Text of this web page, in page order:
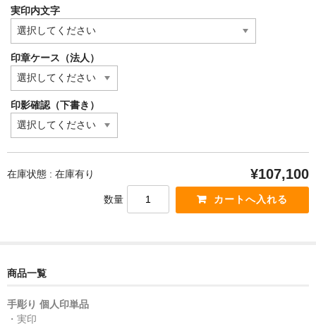
実印内文字
印章ケース（法人）
印影確認（下書き）
在庫状態 : 在庫有り ¥107,100
数量
商品一覧
手彫り 個人印単品
・実印